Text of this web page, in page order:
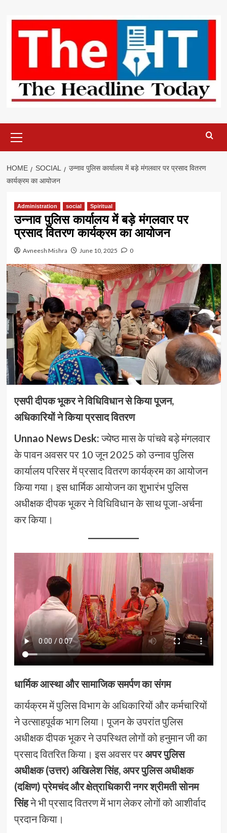
content
Menu
HOME SOCIAL
उन्नाव पुलिस कार्यालय में बड़े मंगलवार पर प्रसाद वितरण
कार्यक्रम का आयोजन
Administration social Spiritual
उन्नाव पुलिस कार्यालय में बड़े मंगलवार पर
प्रसाद वितरण कार्यक्रम का आयोजन
Avneesh Mishra June 10, 2025 0
एसपी दीपक भूकर ने विधिविधान से किया पूजन,
अधिकारियों ने किया प्रसाद वितरण
Unnao News Desk:ज्येष्ठ मास के पांचवे बड़े मंगलवार
के पावन अवसर पर 10 जून 2025 को उन्नाव पुलिस
कार्यालय परिसर में प्रसाद वितरण कार्यक्रम का आयोजन
किया गया। इस धार्मिक आयोजन का शुभारंभ पुलिस
अधीक्षक दीपक भूकर ने विधिविधान के साथ पूजा-अर्चना
कर किया।
धार्मिक आस्था और सामाजिक समर्पण का संगम
कार्यक्रम में पुलिस विभाग के अधिकारियों और कर्मचारियों
ने उत्साहपूर्वक भाग लिया। पूजन के उपरांत पुलिस
अधीक्षक दीपक भूकर ने उपस्थित लोगों को हनुमान जी का
प्रसाद वितरित किया। इस अवसर परअपर पुलिस
अधीक्षक (उत्तर) अखिलेश सिंह, अपर पुलिस अधीक्षक
(दक्षिण) प्रेमचंद और क्षेत्राधिकारी नगर श्रीमती सोनम
सिंहने भी प्रसाद वितरण में भाग लेकर लोगों को आशीर्वाद
प्रदान किया।